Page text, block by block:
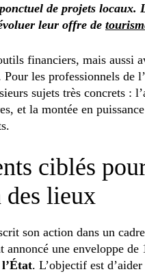
de projets locaux.
leur offre de
financiers, mais aussi
Pour les professionnels de
sujets très concrets :
et la montée en
ciblés
lieux
son action dans un
annoncé une enveloppe
. L’objectif est